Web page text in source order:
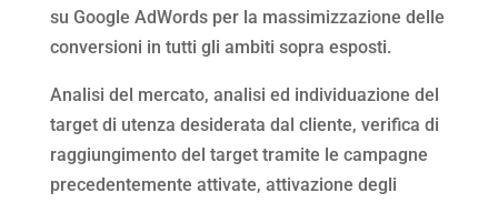
su Google AdWords per la massimizzazione delle
conversioni in tutti gli ambiti sopra esposti.
Analisi del mercato, analisi ed individuazione del
target di utenza desiderata dal cliente, verifica di
raggiungimento del target tramite le campagne
precedentemente attivate, attivazione degli